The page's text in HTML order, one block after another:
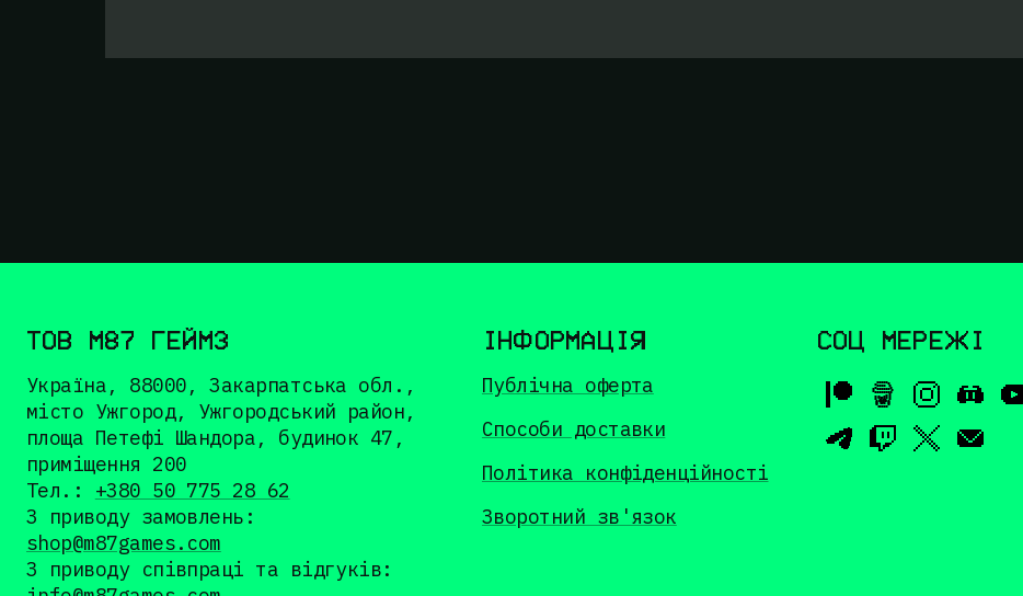
ТОВ М87 ГЕЙМЗ
Україна, 88000, Закарпатська обл.,
місто Ужгород, Ужгородський район,
площа Петефі Шандора, будинок 47,
приміщення 200
Тел.:
+380 50 775 28 62
З приводу замовлень:
shop@m87games.com
З приводу співпраці та відгуків:
ІНФОРМАЦІЯ
Публічна оферта
Способи доставки
Політика конфіденційності
Зворотний зв'язок
СОЦ МЕРЕЖІ